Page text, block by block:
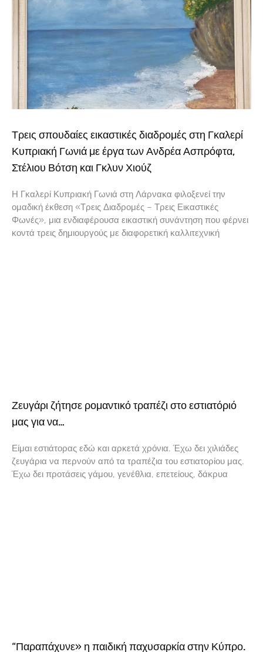
Τρεις σπουδαίες εικαστικές διαδρομές στη Γκαλερί
Κυπριακή Γωνιά με έργα των Ανδρέα Ασπρόφτα,
Στέλιου Βότση και Γκλυν Χιούζ
Η Γκαλερί Κυπριακή Γωνιά στη Λάρνακα φιλοξενεί την
ομαδική έκθεση «Τρεις Διαδρομές – Τρεις Εικαστικές
Φωνές», μια ενδιαφέρουσα εικαστική συνάντηση που φέρνει
κοντά τρεις δημιουργούς με διαφορετική καλλιτεχνική
Ζευγάρι ζήτησε ρομαντικό τραπέζι στο εστιατόριό
μας για να…
Είμαι εστιάτορας εδώ και αρκετά χρόνια. Έχω δει χιλιάδες
ζευγάρια να περνούν από τα τραπέζια του εστιατορίου μας.
Έχω δει προτάσεις γάμου, γενέθλια, επετείους, δάκρυα
“Παραπάχυνε» η παιδική παχυσαρκία στην Κύπρο.